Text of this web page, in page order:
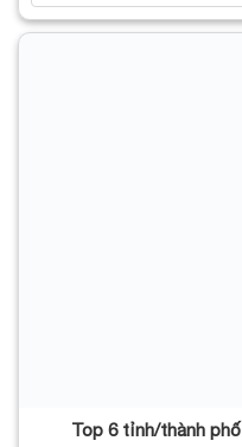
Top 6 tỉnh/thành